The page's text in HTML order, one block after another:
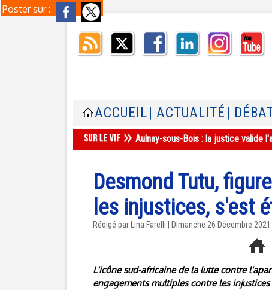
Poster sur :
ACCUEIL | ACTUALITÉ |
Népal : un retour au calme
Desmond Tutu,
les injustices, s'est
Rédigé par Lina Farelli | Dimanche 26 Décembre 2021
L'icône sud-africaine de la lutte contre
engagements multiples contre les